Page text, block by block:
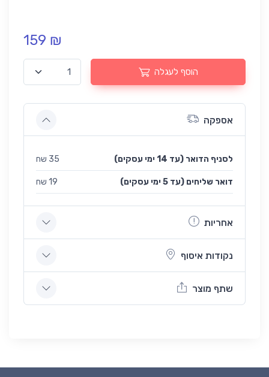
159 ₪
הוסף לעגלה
אספקה
לסניף הדואר (עד 14 ימי עסקים) 35 שח
(עד 5 ימי עסקים) דואר שליחים 19 שח
אחריות
נקודות איסוף
שתף מוצר